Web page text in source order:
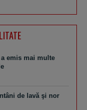
emis mai multe
de lavă şi nor